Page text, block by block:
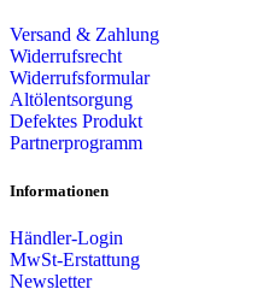
Versand & Zahlung
Widerrufsrecht
Widerrufsformular
Altölentsorgung
Defektes Produkt
Partnerprogramm
Informationen
Händler-Login
MwSt-Erstattung
Newsletter